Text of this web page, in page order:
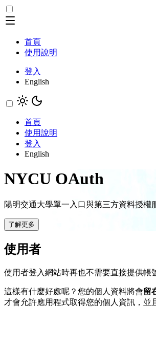
首頁
使用說明
登入
English
首頁
使用說明
登入
English
NYCU OAuth
陽明交通大學單一入口與第三方資料授權
了解更多
使用者
使用者登入網站時再也不需要直接提供帳
這樣有什麼好處呢？您的個人資料將會留
才會允許應用程式取得您的個人資訊，並